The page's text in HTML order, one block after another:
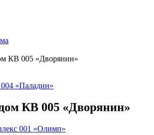
КВ 005 «Дворянин»
«Паладин»
КВ 005 «Дворянин»
001 «Олимп»